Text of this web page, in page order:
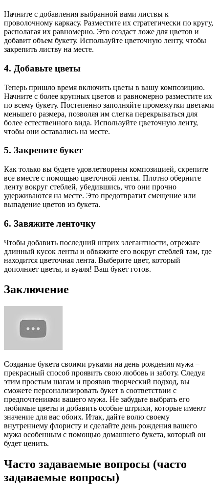
Начните с добавления выбранной вами листвы к
проволочному каркасу. Разместите их стратегически по кругу,
располагая их равномерно. Это создаст ложе для цветов и
добавит объем букету. Используйте цветочную ленту, чтобы
закрепить листву на месте.
4. Добавьте цветы
Теперь пришло время включить цветы в вашу композицию.
Начните с более крупных цветов и равномерно разместите их
по всему букету. Постепенно заполняйте промежутки цветами
меньшего размера, позволяя им слегка перекрываться для
более естественного вида. Используйте цветочную ленту,
чтобы они оставались на месте.
5. Закрепите букет
Как только вы будете удовлетворены композицией, скрепите
все вместе с помощью цветочной ленты. Плотно оберните
ленту вокруг стеблей, убедившись, что они прочно
удерживаются на месте. Это предотвратит смещение или
выпадение цветов из букета.
6. Завяжите ленточку
Чтобы добавить последний штрих элегантности, отрежьте
длинный кусок ленты и обвяжите его вокруг стеблей там, где
находится цветочная лента. Выберите цвет, который
дополняет цветы, и вуаля! Ваш букет готов.
Заключение
Создание букета своими руками на день рождения мужа –
прекрасный способ проявить свою любовь и заботу. Следуя
этим простым шагам и проявив творческий подход, вы
сможете персонализировать букет в соответствии с
предпочтениями вашего мужа. Не забудьте выбрать его
любимые цветы и добавить особые штрихи, которые имеют
значение для вас обоих. Итак, дайте волю своему
внутреннему флористу и сделайте день рождения вашего
мужа особенным с помощью домашнего букета, который он
будет ценить.
Часто задаваемые вопросы (часто
задаваемые вопросы)